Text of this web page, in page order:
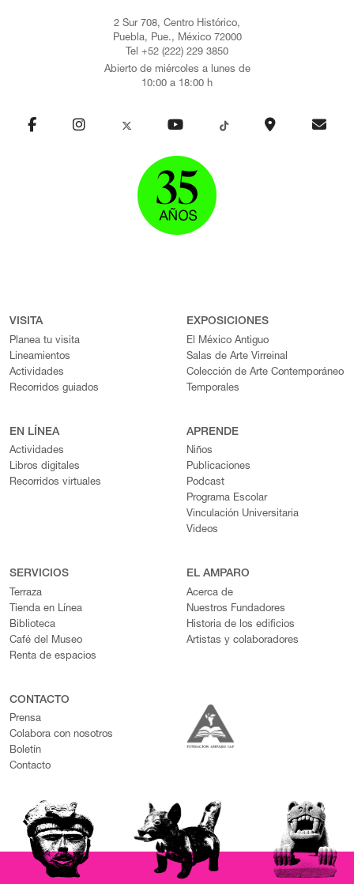
2 Sur 708, Centro Histórico,
Puebla, Pue., México 72000
Tel +52 (222) 229 3850
Abierto de miércoles a lunes de
10:00 a 18:00 h
VISITA
Planea tu visita
Lineamientos
Actividades
Recorridos guiados
EXPOSICIONES
El México Antiguo
Salas de Arte Virreinal
Colección de Arte Contemporáneo
Temporales
EN LÍNEA
Actividades
Libros digitales
Recorridos virtuales
APRENDE
Niños
Publicaciones
Podcast
Programa Escolar
Vinculación Universitaria
Videos
SERVICIOS
Terraza
Tienda en Línea
Biblioteca
Café del Museo
Renta de espacios
EL AMPARO
Acerca de
Nuestros Fundadores
Historia de los edificios
Artistas y colaboradores
CONTACTO
Prensa
Colabora con nosotros
Boletín
Contacto